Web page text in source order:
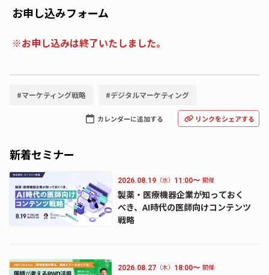
お申し込みフォーム
※お申し込みは終了いたしました。
#マーケティング戦略 #デジタルマーケティング
カレンダーに追加する リンクをシェアする
新着セミナー
2026.08.19 （水） 11:00〜 開催
製薬・医療機器企業が知っておく
べき、AI時代の医師向けコンテンツ
戦略
2026.08.27 （木） 18:00〜 開催